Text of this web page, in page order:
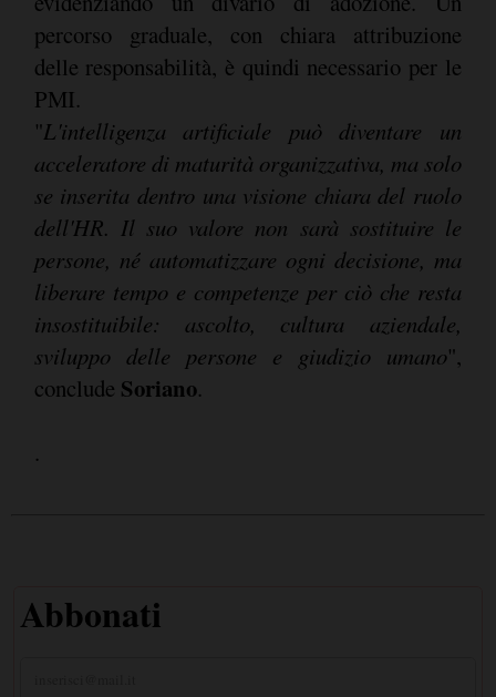
percorso graduale, con chiara attribuzione
delle responsabilità, è quindi necessario per le
PMI.
"L'intelligenza artificiale può diventare un
acceleratore di maturità organizzativa, ma solo
se inserita dentro una visione chiara del ruolo
dell'HR. Il suo valore non sarà sostituire le
persone, né automatizzare ogni decisione, ma
liberare tempo e competenze per ciò che resta
insostituibile: ascolto, cultura aziendale,
sviluppo delle persone e giudizio umano",
conclude Soriano.
.